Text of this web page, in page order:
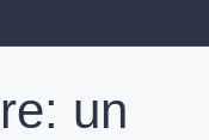
un